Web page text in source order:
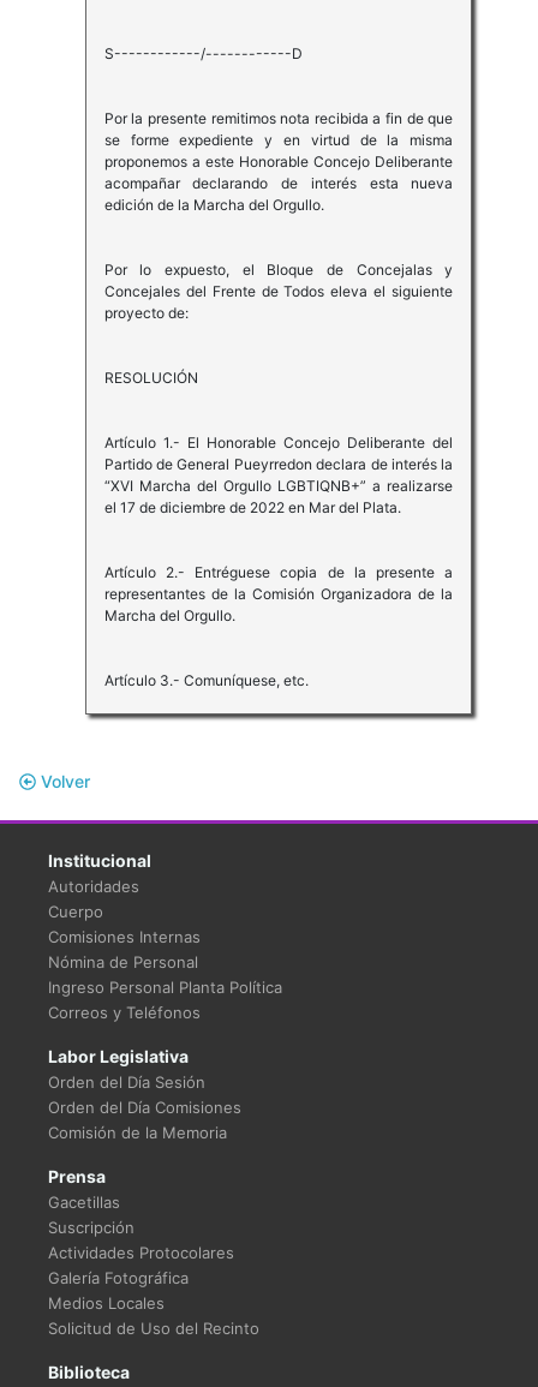
S------------/------------D
Por la presente remitimos nota recibida a fin de que
se forme expediente y en virtud de la misma
proponemos a este Honorable Concejo Deliberante
acompañar declarando de interés esta nueva
edición de la Marcha del Orgullo.
Por lo expuesto, el Bloque de Concejalas y
Concejales del Frente de Todos eleva el siguiente
proyecto de:
RESOLUCIÓN
Artículo 1.- El Honorable Concejo Deliberante del
Partido de General Pueyrredon declara de interés la
“XVI Marcha del Orgullo LGBTIQNB+” a realizarse
el 17 de diciembre de 2022 en Mar del Plata.
Artículo 2.- Entréguese copia de la presente a
representantes de la Comisión Organizadora de la
Marcha del Orgullo.
Artículo 3.- Comuníquese, etc.
Volver
Institucional
Autoridades
Cuerpo
Comisiones Internas
Nómina de Personal
Ingreso Personal Planta Política
Correos y Teléfonos
Labor Legislativa
Orden del Día Sesión
Orden del Día Comisiones
Comisión de la Memoria
Prensa
Gacetillas
Suscripción
Actividades Protocolares
Galería Fotográfica
Medios Locales
Solicitud de Uso del Recinto
Biblioteca